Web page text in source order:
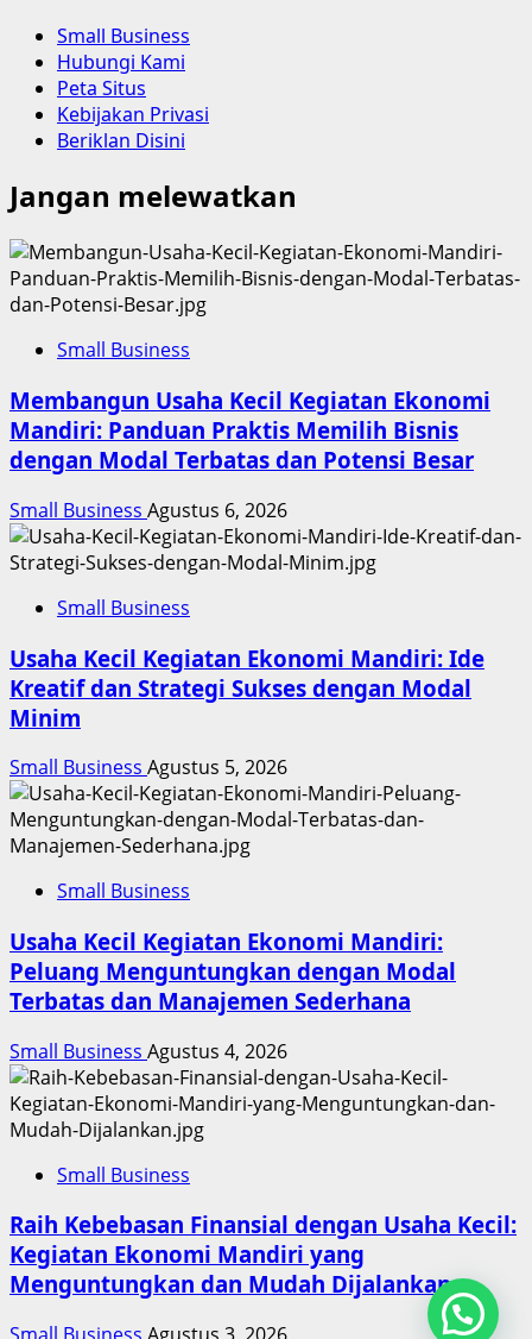
Small Business
Hubungi Kami
Peta Situs
Kebijakan Privasi
Beriklan Disini
Jangan melewatkan
Small Business
Membangun Usaha Kecil Kegiatan Ekonomi
Mandiri: Panduan Praktis Memilih Bisnis
dengan Modal Terbatas dan Potensi Besar
Small Business Agustus 6, 2026
Small Business
Usaha Kecil Kegiatan Ekonomi Mandiri: Ide
Kreatif dan Strategi Sukses dengan Modal
Minim
Small Business Agustus 5, 2026
Small Business
Usaha Kecil Kegiatan Ekonomi Mandiri:
Peluang Menguntungkan dengan Modal
Terbatas dan Manajemen Sederhana
Small Business Agustus 4, 2026
Small Business
Raih Kebebasan Finansial dengan Usaha Kecil:
Kegiatan Ekonomi Mandiri yang
Menguntungkan dan Mudah Dijalankan